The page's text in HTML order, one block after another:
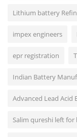
Lithium battery
impex engineers
epr registration
Indian Battery
Advanced Lead Acid
Salim qureshi left